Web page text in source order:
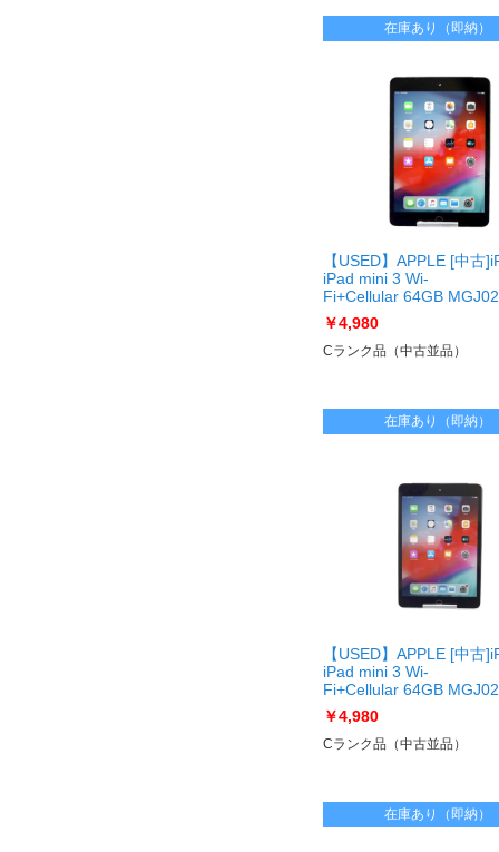
在庫あり（即納）
【USED】APPLE [中古
iPad mini 3 Wi-
Fi+Cellular 64GB
フリー [スペースグレイ]
[USED]u060534 iPad
Fi＋Cellular 64GB
￥4,980
Cランク品（中古並品）
在庫あり（即納）
【USED】APPLE [中古
iPad mini 3 Wi-
Fi+Cellular 64GB
フリー [スペースグレイ]
[USED]u060535 iPad
Fi＋Cellular 64GB
￥4,980
Cランク品（中古並品）
在庫あり（即納）